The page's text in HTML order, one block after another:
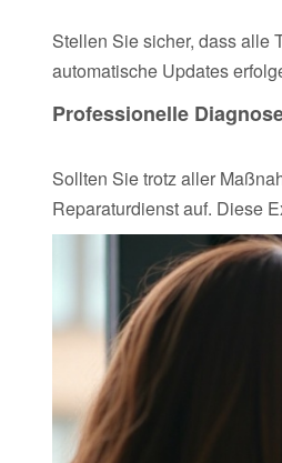
Stellen Sie sicher, dass alle
automatische Updates
Professionelle
Sollten Sie trotz aller
Reparaturdienst auf. Diese